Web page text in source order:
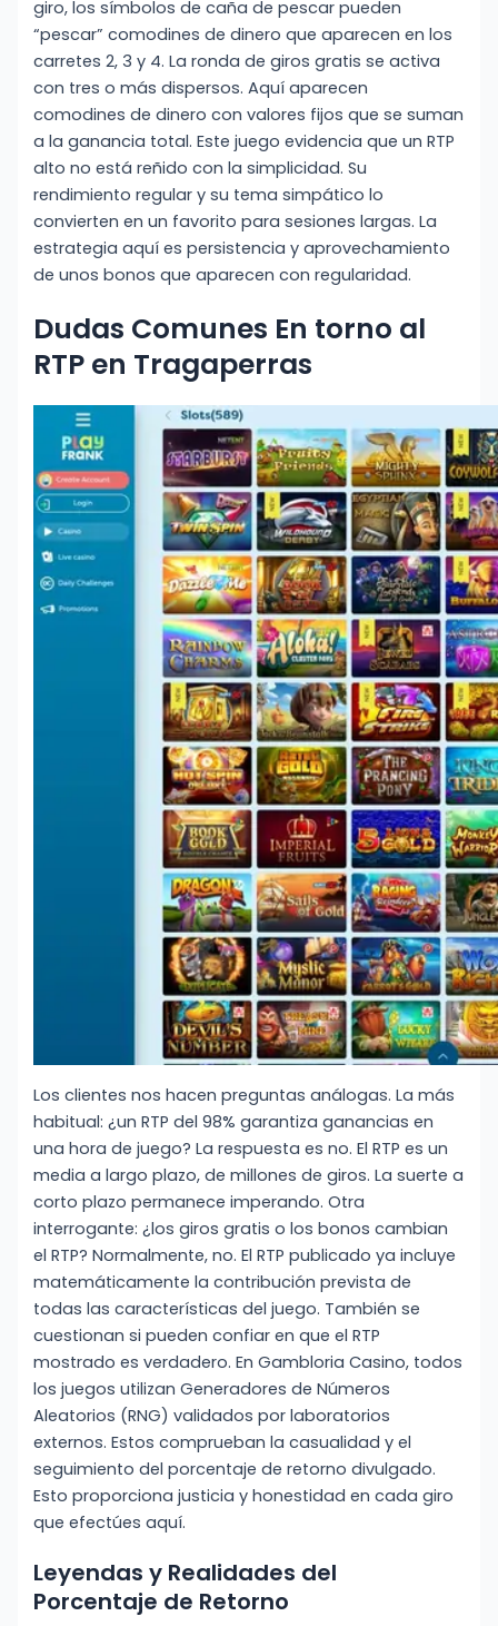
giro, los símbolos de caña de pescar pueden
“pescar” comodines de dinero que aparecen en los
carretes 2, 3 y 4. La ronda de giros gratis se activa
con tres o más dispersos. Aquí aparecen
comodines de dinero con valores fijos que se suman
a la ganancia total. Este juego evidencia que un RTP
alto no está reñido con la simplicidad. Su
rendimiento regular y su tema simpático lo
convierten en un favorito para sesiones largas. La
estrategia aquí es persistencia y aprovechamiento
de unos bonos que aparecen con regularidad.
Dudas Comunes En torno al
RTP en Tragaperras
Los clientes nos hacen preguntas análogas. La más
habitual: ¿un RTP del 98% garantiza ganancias en
una hora de juego? La respuesta es no. El RTP es un
media a largo plazo, de millones de giros. La suerte a
corto plazo permanece imperando. Otra
interrogante: ¿los giros gratis o los bonos cambian
el RTP? Normalmente, no. El RTP publicado ya incluye
matemáticamente la contribución prevista de
todas las características del juego. También se
cuestionan si pueden confiar en que el RTP
mostrado es verdadero. En Gambloria Casino, todos
los juegos utilizan Generadores de Números
Aleatorios (RNG) validados por laboratorios
externos. Estos comprueban la casualidad y el
seguimiento del porcentaje de retorno divulgado.
Esto proporciona justicia y honestidad en cada giro
que efectúes aquí.
Leyendas y Realidades del
Porcentaje de Retorno